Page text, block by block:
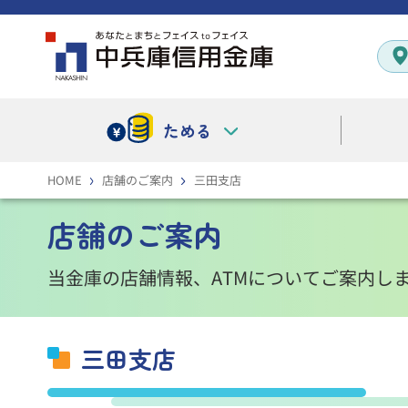
ためる
HOME 店舗のご案内 三田支店
店舗のご案内
当金庫の店舗情報、ATMについてご案内し
三田支店